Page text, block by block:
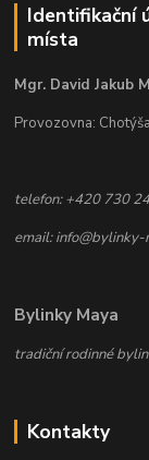
Identifikační
místa
Mgr. David Jakub
Provozovna:
telefon: +420 730
email: info@bylinky-
Bylinky Maya
tradiční rodinné
Kontakty